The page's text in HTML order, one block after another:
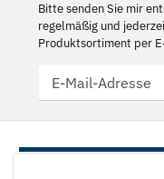
Bitte senden Sie mir
regelmäßig und
Produktsortiment per